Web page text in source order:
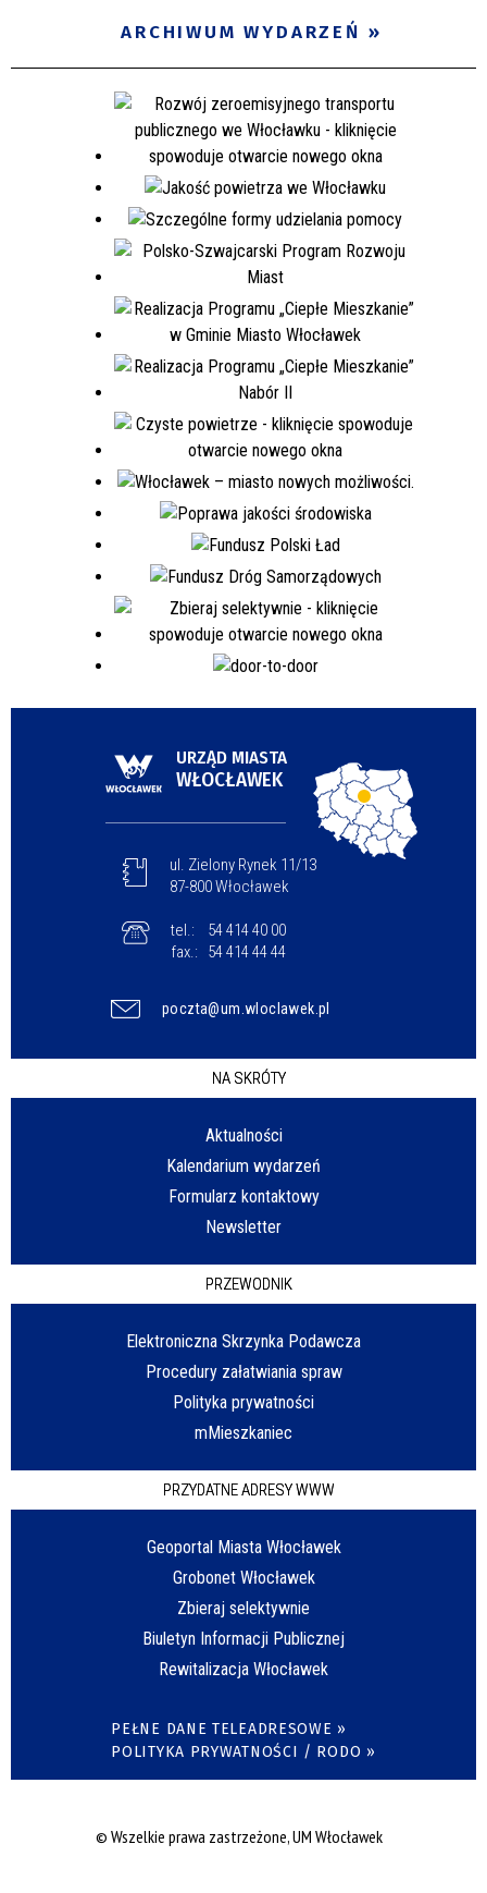
ARCHIWUM WYDARZEŃ
URZĄD MIASTA
WŁOCŁAWEK
ul. Zielony Rynek 11/13
87-800 Włocławek
tel.:
54 414 40 00
fax.:
54 414 44 44
poczta@um.wloclawek.pl
NA SKRÓTY
Aktualności
Kalendarium wydarzeń
Formularz kontaktowy
Newsletter
PRZEWODNIK
Elektroniczna Skrzynka Podawcza
Procedury załatwiania spraw
Polityka prywatności
mMieszkaniec
PRZYDATNE ADRESY WWW
Geoportal Miasta Włocławek
Grobonet Włocławek
Zbieraj selektywnie
Biuletyn Informacji Publicznej
Rewitalizacja Włocławek
PEŁNE DANE TELEADRESOWE »
POLITYKA PRYWATNOŚCI / RODO »
© Wszelkie prawa zastrzeżone, UM Włocławek